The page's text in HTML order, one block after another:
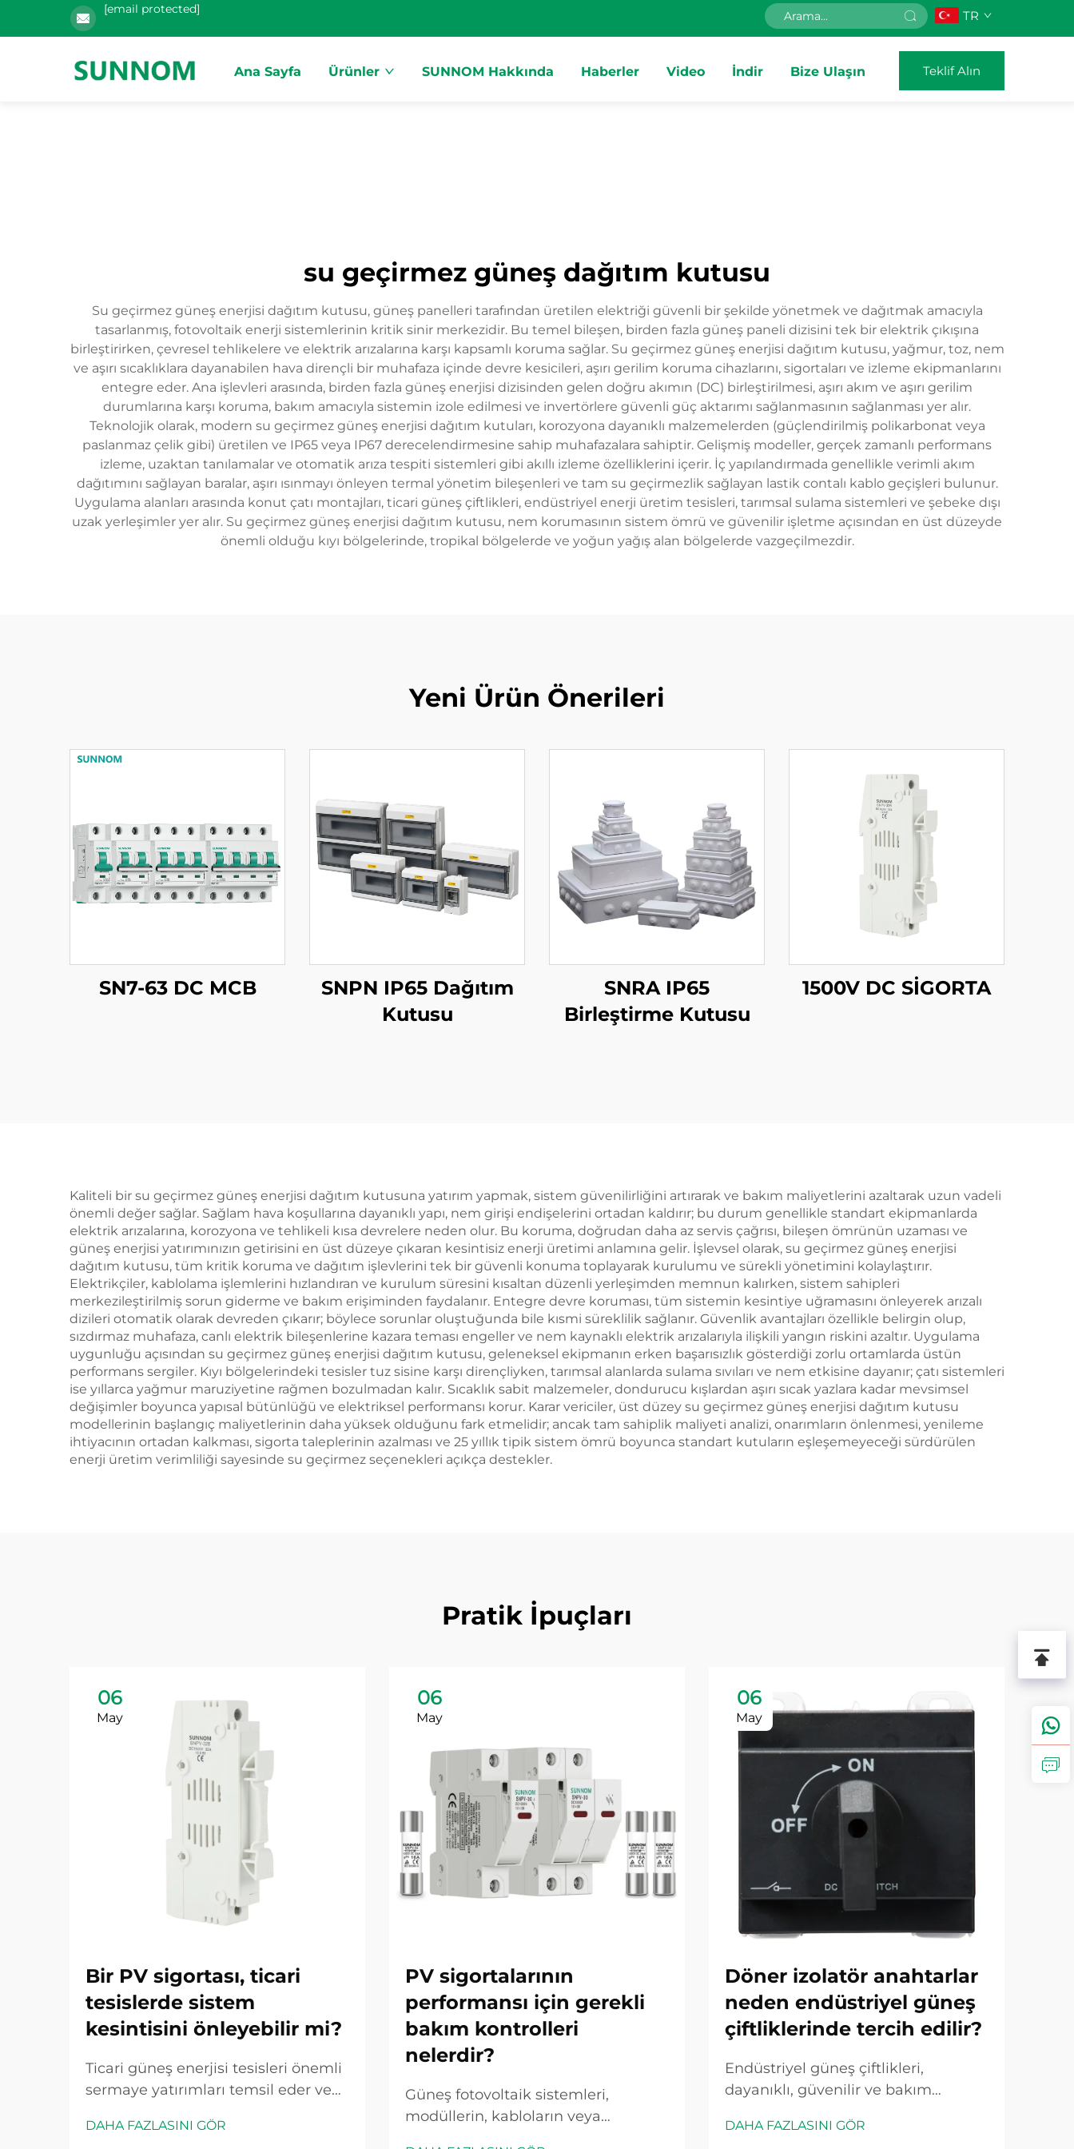
[email protected] TR
Ana Sayfa Ürünler SUNNOM Hakkında Haberler Video İndir Bize Ulaşın Teklif Alın
su geçirmez güneş dağıtım kutusu
Su geçirmez güneş enerjisi dağıtım kutusu, güneş panelleri tarafından üretilen elektriği güvenli bir şekilde yönetmek ve dağıtmak amacıyla
tasarlanmış, fotovoltaik enerji sistemlerinin kritik sinir merkezidir. Bu temel bileşen, birden fazla güneş paneli dizisini tek bir elektrik çıkışına
birleştirirken, çevresel tehlikelere ve elektrik arızalarına karşı kapsamlı koruma sağlar. Su geçirmez güneş enerjisi dağıtım kutusu, yağmur, toz, nem
ve aşırı sıcaklıklara dayanabilen hava dirençli bir muhafaza içinde devre kesicileri, aşırı gerilim koruma cihazlarını, sigortaları ve izleme ekipmanlarını
entegre eder. Ana işlevleri arasında, birden fazla güneş enerjisi dizisinden gelen doğru akımın (DC) birleştirilmesi, aşırı akım ve aşırı gerilim
durumlarına karşı koruma, bakım amacıyla sistemin izole edilmesi ve invertörlere güvenli güç aktarımı sağlanmasının sağlanması yer alır.
Teknolojik olarak, modern su geçirmez güneş enerjisi dağıtım kutuları, korozyona dayanıklı malzemelerden (güçlendirilmiş polikarbonat veya
paslanmaz çelik gibi) üretilen ve IP65 veya IP67 derecelendirmesine sahip muhafazalara sahiptir. Gelişmiş modeller, gerçek zamanlı performans
izleme, uzaktan tanılamalar ve otomatik arıza tespiti sistemleri gibi akıllı izleme özelliklerini içerir. İç yapılandırmada genellikle verimli akım
dağıtımını sağlayan baralar, aşırı ısınmayı önleyen termal yönetim bileşenleri ve tam su geçirmezlik sağlayan lastik contalı kablo geçişleri bulunur.
Uygulama alanları arasında konut çatı montajları, ticari güneş çiftlikleri, endüstriyel enerji üretim tesisleri, tarımsal sulama sistemleri ve şebeke dışı
uzak yerleşimler yer alır. Su geçirmez güneş enerjisi dağıtım kutusu, nem korumasının sistem ömrü ve güvenilir işletme açısından en üst düzeyde
önemli olduğu kıyı bölgelerinde, tropikal bölgelerde ve yoğun yağış alan bölgelerde vazgeçilmezdir.
Yeni Ürün Önerileri
SN7-63 DC MCB
SNPN IP65 Dağıtım
Kutusu
SNRA IP65
Birleştirme Kutusu
1500V DC SİGORTA
Kaliteli bir su geçirmez güneş enerjisi dağıtım kutusuna yatırım yapmak, sistem güvenilirliğini artırarak ve bakım maliyetlerini azaltarak uzun vadeli
önemli değer sağlar. Sağlam hava koşullarına dayanıklı yapı, nem girişi endişelerini ortadan kaldırır; bu durum genellikle standart ekipmanlarda
elektrik arızalarına, korozyona ve tehlikeli kısa devrelere neden olur. Bu koruma, doğrudan daha az servis çağrısı, bileşen ömrünün uzaması ve
güneş enerjisi yatırımınızın getirisini en üst düzeye çıkaran kesintisiz enerji üretimi anlamına gelir. İşlevsel olarak, su geçirmez güneş enerjisi
dağıtım kutusu, tüm kritik koruma ve dağıtım işlevlerini tek bir güvenli konuma toplayarak kurulumu ve sürekli yönetimini kolaylaştırır.
Elektrikçiler, kablolama işlemlerini hızlandıran ve kurulum süresini kısaltan düzenli yerleşimden memnun kalırken, sistem sahipleri
merkezileştirilmiş sorun giderme ve bakım erişiminden faydalanır. Entegre devre koruması, tüm sistemin kesintiye uğramasını önleyerek arızalı
dizileri otomatik olarak devreden çıkarır; böylece sorunlar oluştuğunda bile kısmi süreklilik sağlanır. Güvenlik avantajları özellikle belirgin olup,
sızdırmaz muhafaza, canlı elektrik bileşenlerine kazara teması engeller ve nem kaynaklı elektrik arızalarıyla ilişkili yangın riskini azaltır. Uygulama
uygunluğu açısından su geçirmez güneş enerjisi dağıtım kutusu, geleneksel ekipmanın erken başarısızlık gösterdiği zorlu ortamlarda üstün
performans sergiler. Kıyı bölgelerindeki tesisler tuz sisine karşı dirençliyken, tarımsal alanlarda sulama sıvıları ve nem etkisine dayanır; çatı sistemleri
ise yıllarca yağmur maruziyetine rağmen bozulmadan kalır. Sıcaklık sabit malzemeler, dondurucu kışlardan aşırı sıcak yazlara kadar mevsimsel
değişimler boyunca yapısal bütünlüğü ve elektriksel performansı korur. Karar vericiler, üst düzey su geçirmez güneş enerjisi dağıtım kutusu
modellerinin başlangıç maliyetlerinin daha yüksek olduğunu fark etmelidir; ancak tam sahiplik maliyeti analizi, onarımların önlenmesi, yenileme
ihtiyacının ortadan kalkması, sigorta taleplerinin azalması ve 25 yıllık tipik sistem ömrü boyunca standart kutuların eşleşemeyeceği sürdürülen
enerji üretim verimliliği sayesinde su geçirmez seçenekleri açıkça destekler.
Pratik İpuçları
06
May
Bir PV sigortası, ticari
tesislerde sistem
kesintisini önleyebilir mi?
Ticari güneş enerjisi tesisleri önemli
sermaye yatırımları temsil eder ve
doğrudan gelir kaybına ve işletme
DAHA FAZLASINI GÖR
06
May
PV sigortalarının
performansı için gerekli
bakım kontrolleri
nelerdir?
Güneş fotovoltaik sistemleri,
modüllerin, kabloların veya
06
May
Döner izolatör anahtarlar
neden endüstriyel güneş
çiftliklerinde tercih edilir?
Endüstriyel güneş çiftlikleri,
dayanıklı, güvenilir ve bakım
güvenlik ekipmanları gerektiren
DAHA FAZLASINI GÖR